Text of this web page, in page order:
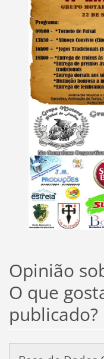
Opinião
O que
publicado?